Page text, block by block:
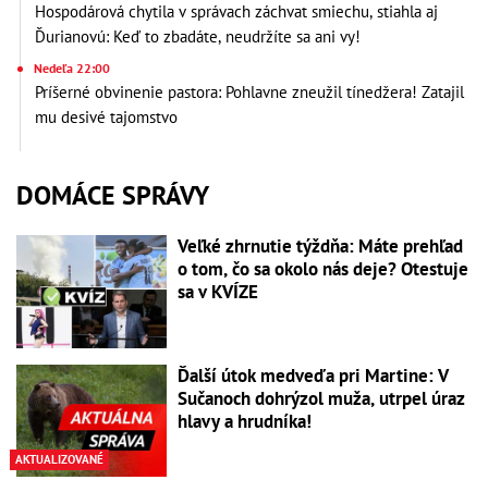
Hospodárová chytila v správach záchvat smiechu, stiahla aj
Ďurianovú: Keď to zbadáte, neudržíte sa ani vy!
Nedeľa 22:00
Príšerné obvinenie pastora: Pohlavne zneužil tínedžera! Zatajil
mu desivé tajomstvo
DOMÁCE SPRÁVY
Veľké zhrnutie týždňa: Máte prehľad
o tom, čo sa okolo nás deje? Otestuje
sa v KVÍZE
AKTUALIZOVANÉ
Ďalší útok medveďa pri Martine: V
Sučanoch dohrýzol muža, utrpel úraz
hlavy a hrudníka!